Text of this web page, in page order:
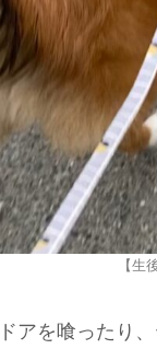
【生
アを喰ったり